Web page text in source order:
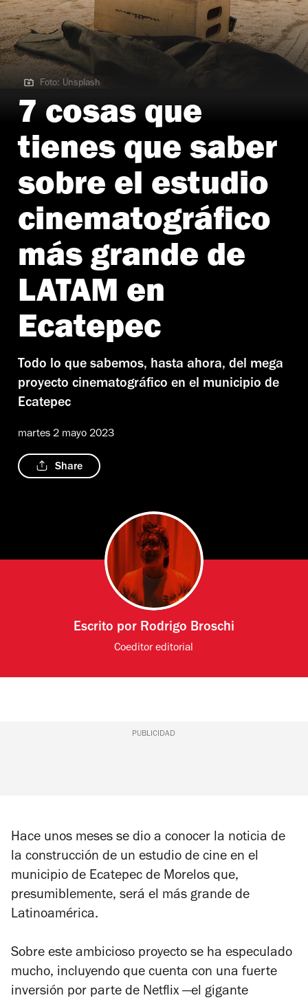
Foto: Unsplash
Foto: Unsplash
7 cosas que
tienes que saber
sobre el estudio
cinematográfico
más grande de
LATAM en
Ecatepec
Todo lo que sabemos, hasta ahora, del mega
proyecto cinematográfico en el municipio de
Ecatepec
martes 2 mayo 2023
Share
Escrito por Rodrigo Broschi
Coeditor editorial
PUBLICIDAD
Hace unos meses se dio a conocer la noticia de
la construcción de un estudio de cine en el
municipio de Ecatepec de Morelos que,
presumiblemente, será el más grande de
Latinoamérica.
Sobre este ambicioso proyecto se ha especulado
mucho, incluyendo que cuenta con una fuerte
inversión por parte de Netflix —el gigante